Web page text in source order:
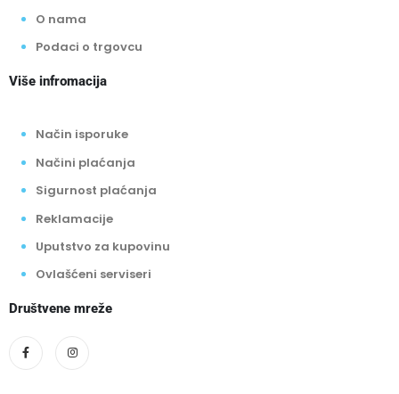
O nama
Podaci o trgovcu
Više infromacija
Način isporuke
Načini plaćanja
Sigurnost plaćanja
Reklamacije
Uputstvo za kupovinu
Ovlašćeni serviseri
Društvene mreže